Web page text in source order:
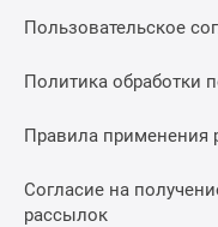
Пользовательское
Политика обработки
Правила применения
Согласие на
рассылок